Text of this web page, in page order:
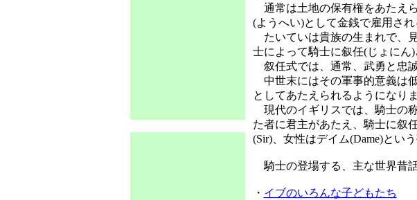
通常は土地の保有権をあたえ
(ようへい)として金銭で雇用され
たいていは貴族の生まれで、
士によって騎士に叙任(じょにん)
叙任式では、通常、武勇と忠
中世末にはその軍事的意義は
としてあたえられるようになりま
現代のイギリスでは、騎士の
た者に君主があたえ、騎士に叙
(Sir)、女性はデイム(Dame)とい
騎士の登場する、主な世界昔話
・ イブのいろんな子どもたち